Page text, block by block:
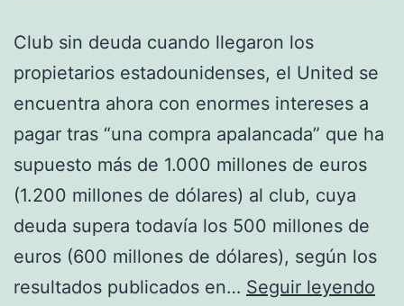
Club sin deuda cuando llegaron los
propietarios estadounidenses, el United se
encuentra ahora con enormes intereses a
pagar tras “una compra apalancada” que ha
supuesto más de 1.000 millones de euros
(1.200 millones de dólares) al club, cuya
deuda supera todavía los 500 millones de
euros (600 millones de dólares), según los
resultados publicados en… Seguir leyendo